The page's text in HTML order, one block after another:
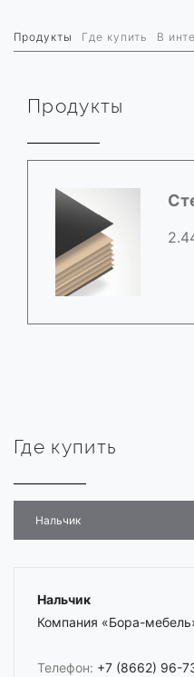
Продукты Где купить В
Продукты
Где купить
Нальчик
Нальчик
Компания «Бора-
Телефон: +7 (8662) 96-